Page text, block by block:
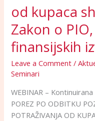
od kupaca
Zakon o
finansijskih
Leave a Comment /
Seminari
WEBINAR –
POREZ PO ODBITKU
POTRAŽIVANJA OD
Zakon
o
PIO,
Konsolidacija
izvještaja